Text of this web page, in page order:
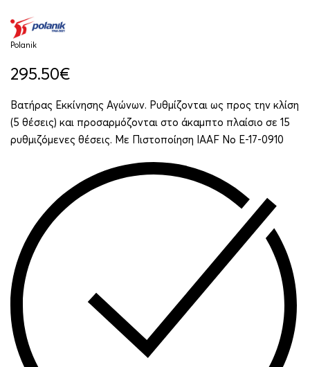
Polanik
295.50€
Βατήρας Εκκίνησης Αγώνων. Ρυθμίζονται ως προς την κλίση
(5 θέσεις) και προσαρμόζονται στο άκαμπτο πλαίσιο σε 15
ρυθμιζόμενες θέσεις. Με Πιστοποίηση IAAF No E-17-0910